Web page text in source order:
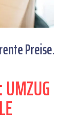
Preise.
UMZUG